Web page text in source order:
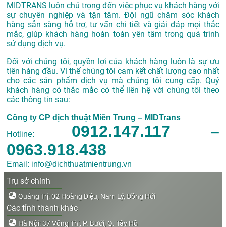
MIDTRANS luôn chú trọng đến việc phục vụ khách hàng với
sự chuyên nghiệp và tận tâm. Đội ngũ chăm sóc khách
hàng sẵn sàng hỗ trợ, tư vấn chi tiết và giải đáp mọi thắc
mắc, giúp khách hàng hoàn toàn yên tâm trong quá trình
sử dụng dịch vụ.
Đối với chúng tôi, quyền lợi của khách hàng luôn là sự ưu
tiên hàng đầu. Vi thế chúng tôi cam kết chất lượng cao nhất
cho các sản phẩm dịch vụ mà chúng tôi cung cấp. Quý
khách hàng có thắc mắc có thể liên hệ với chúng tôi theo
các thông tin sau:
Công ty CP dịch thuật Miền Trung – MIDTrans
Hotline: 0912.147.117 –
0963.918.438
Email: info@dichthuatmientrung.vn
Trụ sở chính
Quảng Trị: 02 Hoàng Diệu, Nam Lý, Đồng Hới
Các tỉnh thành khác
Hà Nội: 37 Võng Thị, P. Bưởi, Q. Tây Hồ